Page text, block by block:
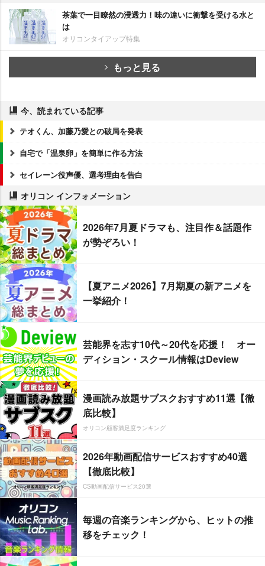
茶葉で一目瞭然の浸透力！味の違いに衝撃を受ける水と
は
オリコンタイアップ特集
もっと見る
今、読まれている記事
テオくん、加藤乃愛との破局を発表
自宅で「温泉卵」を簡単に作る方法
セイレーン役声優、選考理由を告白
オリコン インフォメーション
2026年7月夏ドラマも、注目作＆話題作
が勢ぞろい！
【夏アニメ2026】7月期夏の新アニメを
一挙紹介！
芸能界を志す10代～20代を応援！ オー
ディション・スクール情報はDeview
漫画読み放題サブスクおすすめ11選【徹
底比較】
オリコン顧客満足度ランキング
2026年動画配信サービスおすすめ40選
【徹底比較】
CS動画配信サービス20選
毎週の音楽ランキングから、ヒットの推
移をチェック！